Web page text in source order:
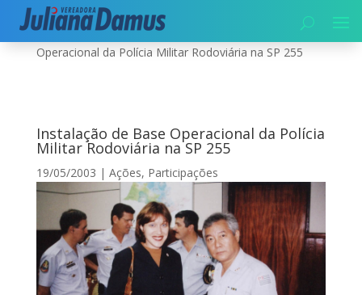
Início|Segurança|Ações
Operacional da Polícia Militar Rodoviária na SP 255
Instalação de Base Operacional da Polícia
Militar Rodoviária na SP 255
19/05/2003 | Ações, Participações